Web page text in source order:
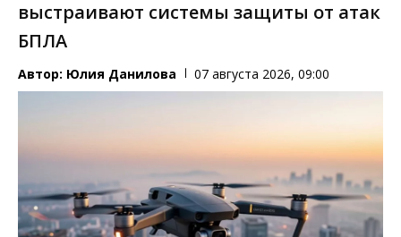
выстраивают системы защиты от атак
БПЛА
Автор: Юлия Данилова 07 августа 2026, 09:00